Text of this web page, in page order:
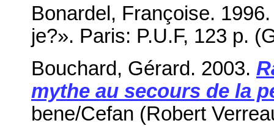
Bonardel, Françoise.
je?». Paris: P.U.F, 123 p.
Bouchard, Gérard. 2003.
mythe au secours de la
bene/Cefan (Robert